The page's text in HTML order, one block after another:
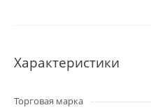
Характеристики
Торговая марка